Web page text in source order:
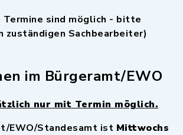
Termine sind möglich - bitte
zuständigen Sachbearbeiter)
im Bürgeramt/EWO
nur mit Termin möglich.
EWO/Standesamt ist Mittwochs